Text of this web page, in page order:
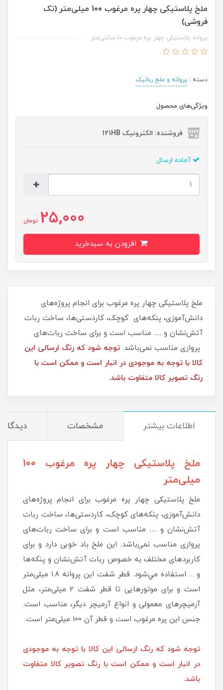
ملخ پلاستیکی چهار پره مرغوب 100 میلی‌متر (تک
فروشی)
پروانه پلاستیکی چهار پره مرغوب 10 سانتی‌متر
دسته : پروانه و ملخ رباتیک
ویژگی‌های محصول
فروشنده: الکترونیک 121HB
آماده ارسال
25,000 تومان
ملخ پلاستیکی چهار پره مرغوب برای انجام پروژه‌های
دانش‌آموزی، پنکه‌های کوچک، کاردستی‌ها، ساخت ربات
آتش‌نشان و … مناسب است و برای ساخت ربات‌های
پروازی مناسب نمی‌باشد. توجه شود که رنگ ارسالی این
کالا با توجه به موجودی در انبار است و ممکن است با
رنگ تصویر کالا متفاوت باشد.
اطلاعات بیشتر مشخصات
ملخ پلاستیکی چهار پره مرغوب 100
میلی‌متر
ملخ پلاستیکی چهار پره مرغوب برای انجام پروژه‌های
دانش‌آموزی، پنکه‌های کوچک، کاردستی‌ها، ساخت ربات
آتش‌نشان و … مناسب است و برای ساخت ربات‌های
پروازی مناسب نمی‌باشد. این ملخ باد خوبی دارد و برای
کاربردهای مختلف به خصوص ربات آتش‌نشان و پنكه‌ها
و ... استفاده مي‌شود. قطر شفت این پروانه 1.8 میلی‌متر
است و برای موتورهایی تا قطر شفت 2 میلی‌متر، مثل
آرمیچرهای معمولی و انواع آرميچر ديگر، مناسب است.
جنس این پره مرغوب است و قطر آن 100 میلی‌متر است.
توجه شود که رنگ ارسالی این کالا با توجه به موجودی
در انبار است و ممکن است با رنگ تصویر کالا متفاوت
باشد.